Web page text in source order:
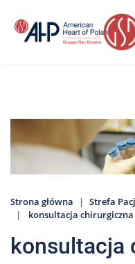
treści
Strefa
Pacjenta
O
nas
Marki
AHP
Strona główna Strefa
konsultacja chirurgiczna
konsultacja